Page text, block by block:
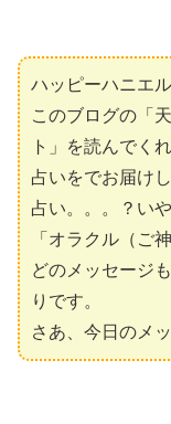
ハッピーハニエ
このブログの「
ト」を読んでく
占いをでお届け
占い。。。？い
「オラクル（ご
どのメッセージ
りです。
さあ、今日のメ